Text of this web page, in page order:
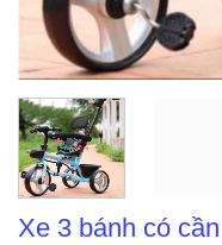
Xe 3 bánh có